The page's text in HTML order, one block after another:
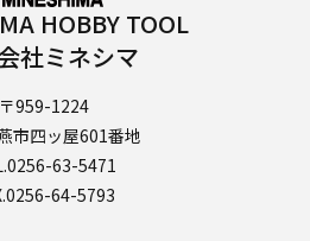
HOBBY TOOL
社ミネシマ
〒959-1224
市四ッ屋601番地
63-5471
64-5793